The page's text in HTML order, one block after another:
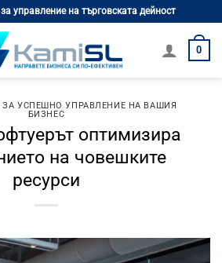
управление на търговската дейност
0
УСПЕШНО УПРАВЛЕНИЕ НА ВАШИЯ
БИЗНЕС
оптимизира
на човешките
ресурси